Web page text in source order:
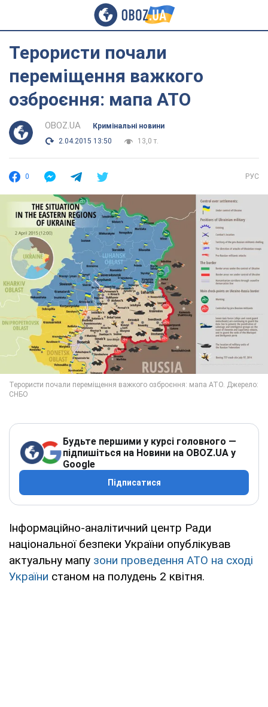
Терористи почали
переміщення важкого
озброєння: мапа АТО
OBOZ.UA
Кримінальні новини
2.04.2015 13:50
13,0 т.
0 РУС
Будьте першими у курсі головного —
підпишіться на Новини на OBOZ.UA у
Google
Підписатися
Інформаційно-аналітичний центр Ради
національної безпеки України опублікував
актуальну мапу зони проведення АТО на сході
України станом на полудень 2 квітня.